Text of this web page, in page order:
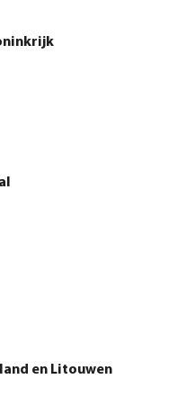
in de
van chemicaliën,
schone en duurzame
ABS CE zwart
en Litouwen